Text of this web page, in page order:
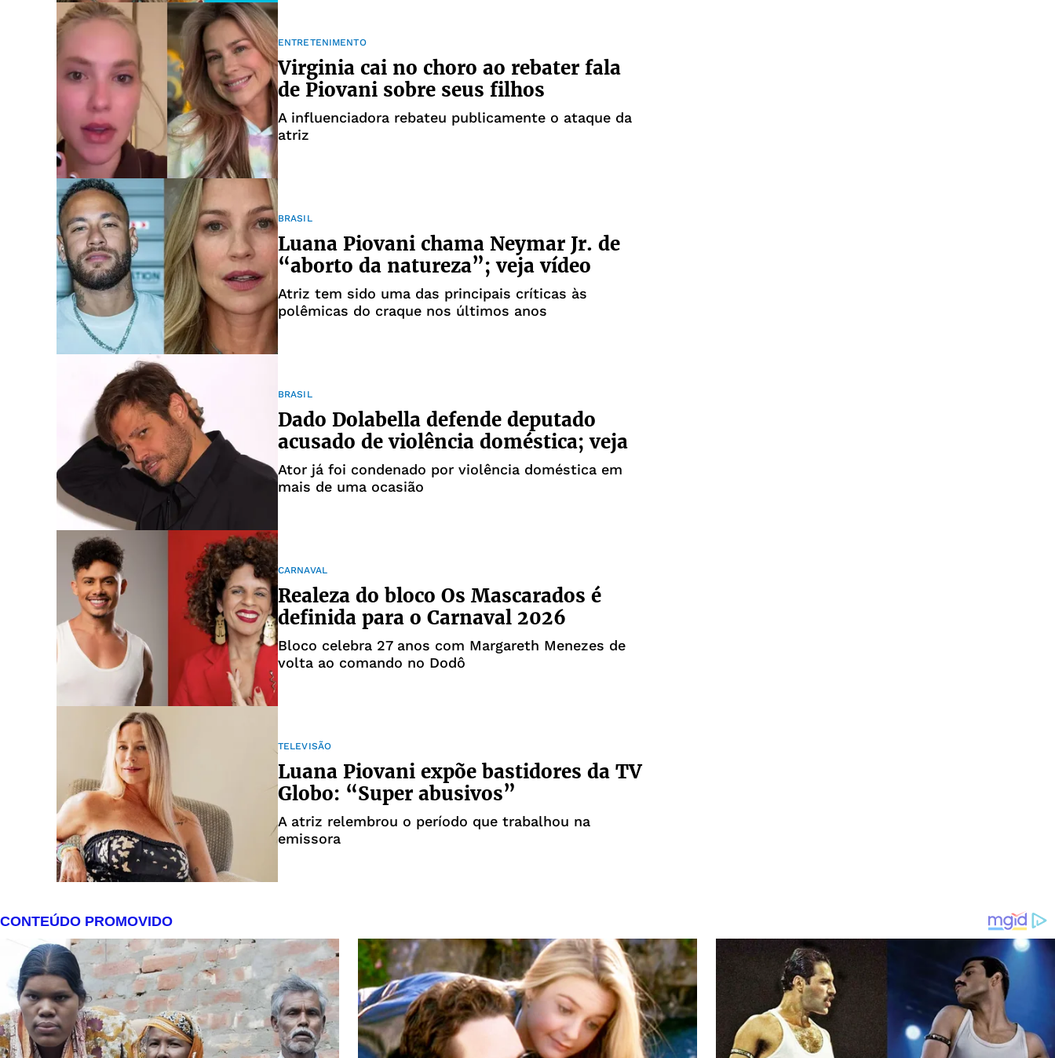
ENTRETENIMENTO
Virginia cai no choro ao rebater fala
de Piovani sobre seus filhos
A influenciadora rebateu publicamente o ataque da
atriz
BRASIL
Luana Piovani chama Neymar Jr. de
“aborto da natureza”; veja vídeo
Atriz tem sido uma das principais críticas às
polêmicas do craque nos últimos anos
BRASIL
Dado Dolabella defende deputado
acusado de violência doméstica; veja
Ator já foi condenado por violência doméstica em
mais de uma ocasião
CARNAVAL
Realeza do bloco Os Mascarados é
definida para o Carnaval 2026
Bloco celebra 27 anos com Margareth Menezes de
volta ao comando no Dodô
TELEVISÃO
Luana Piovani expõe bastidores da TV
Globo: “Super abusivos”
A atriz relembrou o período que trabalhou na
emissora